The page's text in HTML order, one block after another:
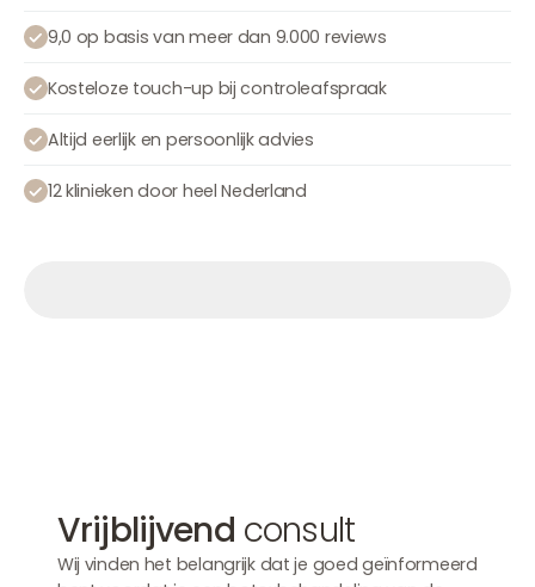
9,0 op basis van meer dan 9.000 reviews
Kosteloze touch-up bij controleafspraak
Altijd eerlijk en persoonlijk advies
12 klinieken door heel Nederland
Vrijblijvend consult
Wij vinden het belangrijk dat je goed geïnformeerd